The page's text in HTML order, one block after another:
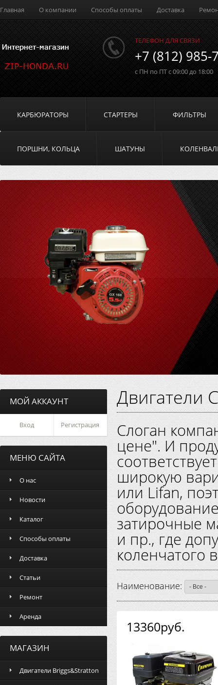
Главная О компании Способы оплаты Доставка
ТЕЛЕФОН ДЛЯ СВЯЗИ
+7 (812) 985-
с ПН по ПТ с 09:00 до 18:00
КАРБЮРАТОРЫ СТАРТЕРЫ ФИЛЬТРЫ
ПОРШНИ, КОЛЬЦА ШАТУНЫ
МОЙ АККАУНТ
Вход Регистрация
МЕНЮ САЙТА
О нас
Новости
Каталог
Способы оплаты
Доставка
Статьи
Ремонт
Аренда
МАГАЗИН
Двигатели Briggs&Stratton
Двигатели
Слоган
цене". И
широкую
или Lifan,
затирочные
и пр., где
коленчатого
Наименование:
13360руб.